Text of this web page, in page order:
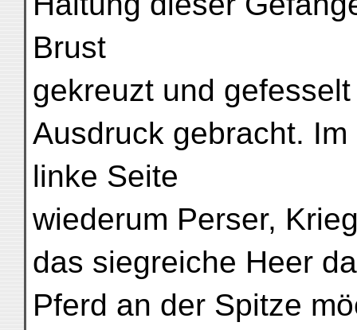
Brust
gekreuzt und
Ausdruck gebracht.
linke Seite
wiederum Perser,
das siegreiche Heer
Pferd an der Spitze